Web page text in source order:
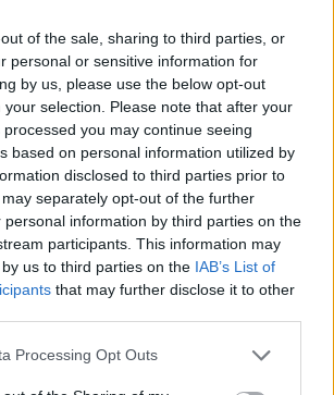
of the sale, sharing to third parties, or
personal or sensitive information for
by us, please use the below opt-out
selection. Please note that after your
you may continue seeing
based on personal information utilized by
disclosed to third parties prior to
separately opt-out of the further
personal information by third parties on the
participants. This information may
us to third parties on the IAB’s List of
that may further disclose it to other
Processing Opt Outs
eurómilliárdok
győzködéséről, a